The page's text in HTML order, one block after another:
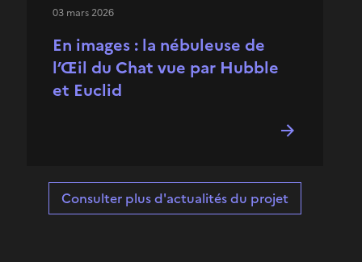
En images : la nébuleuse de
l’Œil du Chat vue par Hubble
et Euclid
03 mars 2026
Consulter plus d'actualités du projet